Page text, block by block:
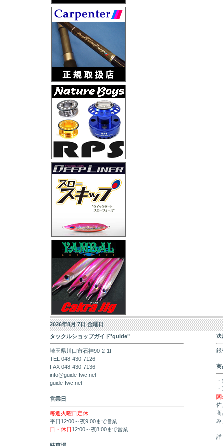
2026年8月 7日 金曜日
タックルショップガイド"guide"
埼玉県川口市石神90-2-1F
TEL 048-430-7126
FAX 048-430-7136
info@guide-fwc.net
guide-fwc.net
営業日
毎週火曜日定休
平日12:00～夜9:00まで営業
日・休日 12:00～夜8:00まで営業
決
銀
商
関
佐
商
み
詳